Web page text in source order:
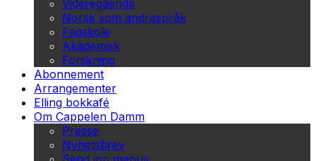
Videregående
Norsk som andrespråk
Fagskole
Akademisk
Forskning
Abonnement
Arrangementer
Elling bokkafé
Om Cappelen Damm
Presse
Nyhetsbrev